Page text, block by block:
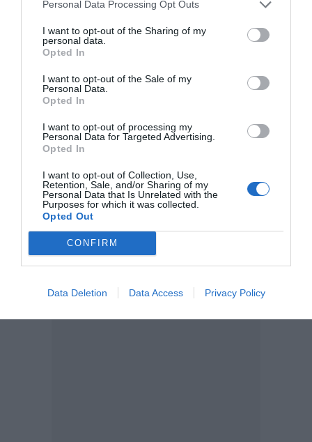
Personal Data Processing Opt Outs
I want to opt-out of the Sharing of my
personal data.
Opted In
I want to opt-out of the Sale of my
Personal Data.
Opted In
I want to opt-out of processing my
Personal Data for Targeted Advertising.
Opted In
I want to opt-out of Collection, Use,
Retention, Sale, and/or Sharing of my
Personal Data that Is Unrelated with the
Purposes for which it was collected.
Opted Out
CONFIRM
Data Deletion Data Access Privacy Policy